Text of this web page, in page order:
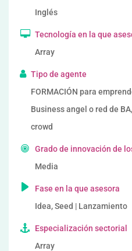
Inglés
Tecnología en la que
Array
Tipo de agente
FORMACIÓN para
Business angel o red de
crowd
Grado de innovación de
Media
Fase en la que asesora
Idea, Seed | Lanzamiento
Especialización sectorial
Array